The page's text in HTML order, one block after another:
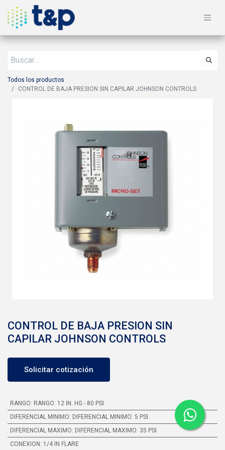
Todos los productos
CONTROL DE BAJA PRESION SIN CAPILAR JOHNSON CONTROLS
CONTROL DE BAJA PRESION SIN
CAPILAR JOHNSON CONTROLS
Solicitar cotización
RANGO: RANGO: 12 IN. HG - 80 PSI
DIFERENCIAL MINIMO: DIFERENCIAL MINIMO: 5 PSI
DIFERENCIAL MAXIMO: DIFERENCIAL MAXIMO: 35 PSI
CONEXION : 1/4 IN FLARE